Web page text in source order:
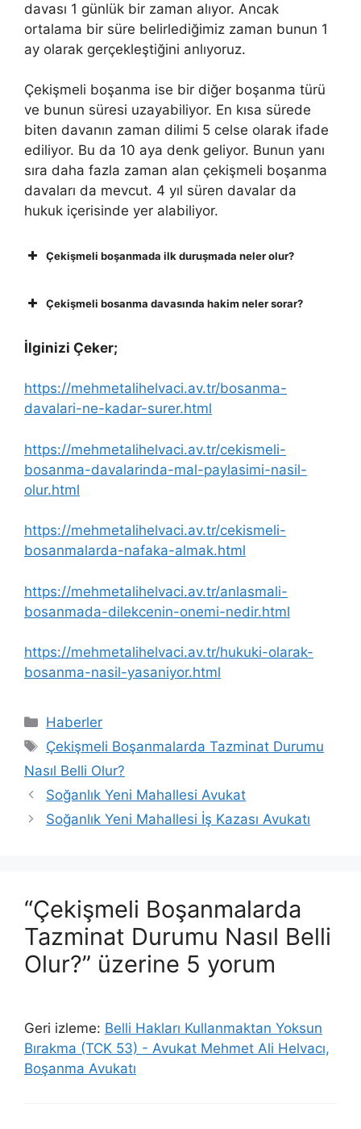
davası 1 günlük bir zaman alıyor. Ancak
ortalama bir süre belirlediğimiz zaman bunun 1
ay olarak gerçekleştiğini anlıyoruz.
Çekişmeli boşanma ise bir diğer boşanma türü
ve bunun süresi uzayabiliyor. En kısa sürede
biten davanın zaman dilimi 5 celse olarak ifade
ediliyor. Bu da 10 aya denk geliyor. Bunun yanı
sıra daha fazla zaman alan çekişmeli boşanma
davaları da mevcut. 4 yıl süren davalar da
hukuk içerisinde yer alabiliyor.
Çekişmeli boşanmada ilk duruşmada neler olur?
Çekişmeli bosanma davasında hakim neler sorar?
İlginizi Çeker;
https://mehmetalihelvaci.av.tr/bosanma-
davalari-ne-kadar-surer.html
https://mehmetalihelvaci.av.tr/cekismeli-
bosanma-davalarinda-mal-paylasimi-nasil-
olur.html
https://mehmetalihelvaci.av.tr/cekismeli-
bosanmalarda-nafaka-almak.html
https://mehmetalihelvaci.av.tr/anlasmali-
bosanmada-dilekcenin-onemi-nedir.html
https://mehmetalihelvaci.av.tr/hukuki-olarak-
bosanma-nasil-yasaniyor.html
Kategoriler
Haberler
Etiketler
Çekişmeli Boşanmalarda Tazminat Durumu
Nasıl Belli Olur?
Soğanlık Yeni Mahallesi Avukat
Soğanlık Yeni Mahallesi İş Kazası Avukatı
“Çekişmeli Boşanmalarda
Tazminat Durumu Nasıl Belli
Olur?” üzerine 5 yorum
Geri izleme: Belli Hakları Kullanmaktan Yoksun
Bırakma (TCK 53) - Avukat Mehmet Ali Helvacı,
Boşanma Avukatı